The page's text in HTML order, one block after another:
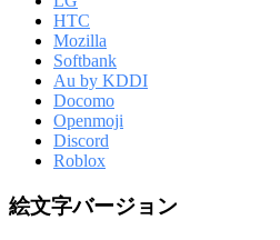
HTC
Mozilla
Softbank
Au by KDDI
Docomo
Openmoji
Discord
Roblox
絵文字バージョン